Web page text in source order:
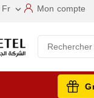
Fr  Mon compte